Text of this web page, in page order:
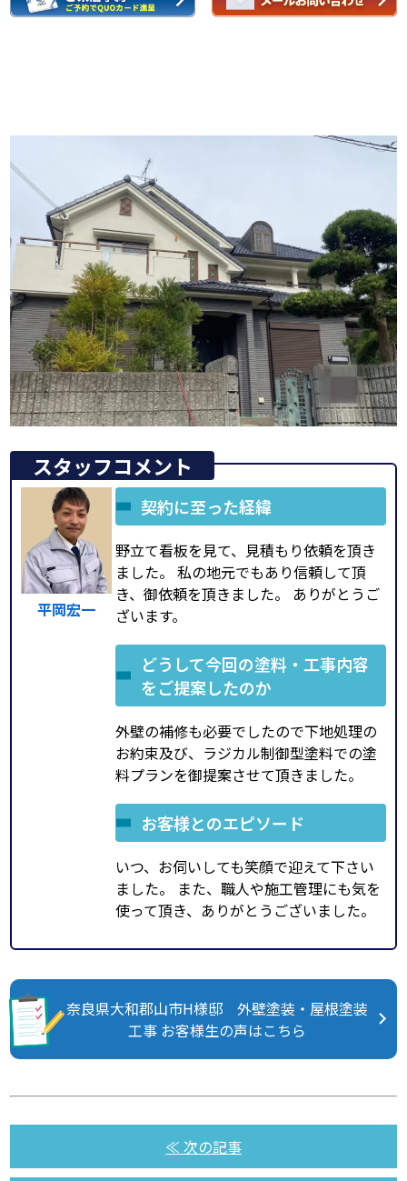
スタッフコメント
平岡宏一
契約に至った経緯
野立て看板を見て、見積もり依頼を頂き
ました。 私の地元でもあり信頼して頂
き、御依頼を頂きました。 ありがとうご
ざいます。
どうして今回の塗料・工事内容
をご提案したのか
外壁の補修も必要でしたので下地処理の
お約束及び、ラジカル制御型塗料での塗
料プランを御提案させて頂きました。
お客様とのエピソード
いつ、お伺いしても笑顔で迎えて下さい
ました。 また、職人や施工管理にも気を
使って頂き、ありがとうございました。
奈良県大和郡山市H様邸 外壁塗装・屋根塗装
工事 お客様生の声はこちら
≪ 次の記事